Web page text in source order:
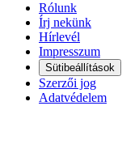
Rólunk
Írj nekünk
Hírlevél
Impresszum
Sütibeállítások
Szerzői jog
Adatvédelem